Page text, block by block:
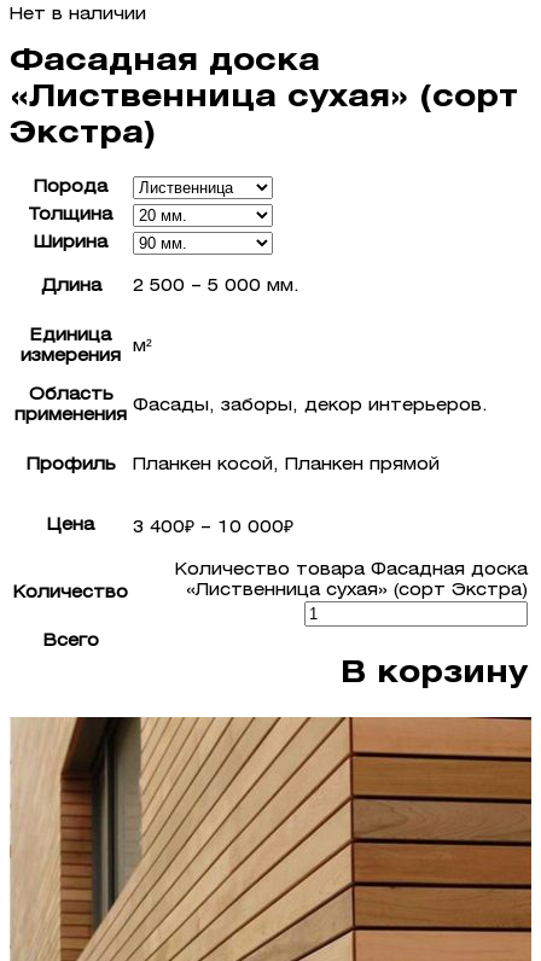
Нет в наличии
Фасадная доска
«Лиственница сухая» (сорт
Экстра)
Порода
Толщина
Ширина
Длина 2 500 – 5 000 мм.
Единица
измерения
м²
Область
применения
Фасады, заборы, декор интерьеров.
Профиль Планкен косой, Планкен прямой
Цена 3 400₽ – 10 000₽
Количество
Количество товара Фасадная доска
«Лиственница сухая» (сорт Экстра)
Всего
В корзину